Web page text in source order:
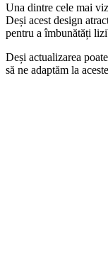
Una dintre cele mai
Deși acest design
pentru a îmbunătăți
Deși actualizarea
să ne adaptăm la